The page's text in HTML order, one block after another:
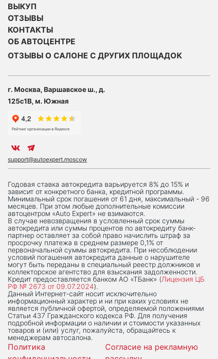
ВЫКУП
ОТЗЫВЫ
КОНТАКТЫ
ОБ АВТОЦЕНТРЕ
ОТЗЫВЫ О САЛОНЕ С ДРУГИХ ПЛОЩАДОК
г. Москва, Варшавское ш., д.
125с1В, м. Южная
support@autoexpert.moscow
Годовая ставка автокредита варьируется 8% до 15% и
зависит от конкретного банка, кредитной программы.
Минимальный срок погашения от 61 дня, максимальный - 96
месяцев. При этом любые дополнительные комиссии
автоцентром «Auto Expert» не взимаются.
В случае невозвращения в условленный срок суммы
автокредита или суммы процентов по автокредиту банк-
партнер оставляет за собой право начислить штраф за
просрочку платежа в среднем размере 0,1% от
первоначальной суммы автокредита. При несоблюдении
условий погашения автокредита данные о нарушителе
могут быть переданы в специальный реестр должников и
коллекторское агентство для взыскания задолженности.
Кредит предоставляется банком АО «ТБанк» (Лицензия ЦБ
РФ № 2673 от 09.07.2024).
Данный Интернет-сaйт носит исключительно
информационный характер и ни при каких условиях не
является публичной офертой, определяемой положениями
Статьи 437 Гражданского кодекса РФ. Для получения
подробной информации о наличии и стоимости указанных
товаров и (или) услуг, пожалуйста, обращайтесь к
менеджерам автосалона.
Политика
Согласие на рекламную